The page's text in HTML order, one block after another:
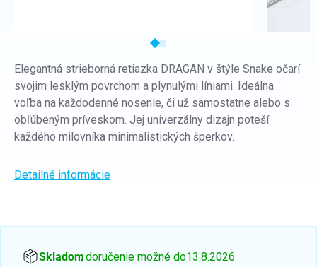
Elegantná strieborná retiazka DRAGAN v štýle Snake očarí
svojim lesklým povrchom a plynulými líniami. Ideálna
voľba na každodenné nosenie, či už samostatne alebo s
obľúbeným príveskom. Jej univerzálny dizajn poteší
každého milovníka minimalistických šperkov.
Detailné informácie
Skladom, doručenie možné do13.8.2026